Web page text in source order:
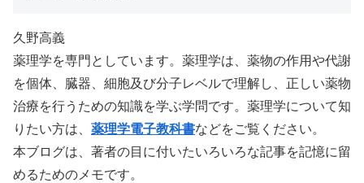
久野高義
薬理学を専門としています。薬理学は、薬物の作用や代謝
を個体、臓器、細胞及び分子レベルで理解し、正しい薬物
治療を行うための知識を学ぶ学問です。薬理学について知
りたい方は、 薬理学電子教科書などをご覧ください。
本ブログは、著者の目に付いたいろいろな記事を記憶に留
めるためのメモです。